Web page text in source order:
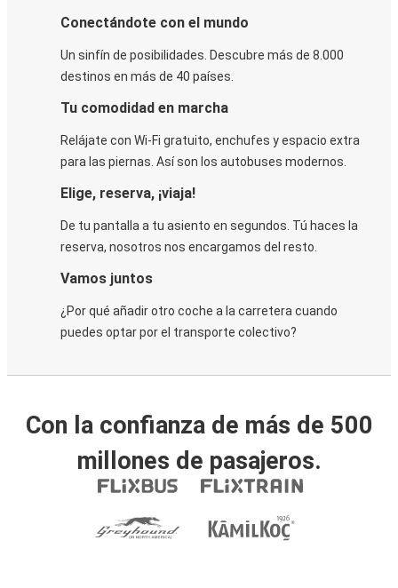
Conectándote con el mundo
Un sinfín de posibilidades. Descubre más de 8.000
destinos en más de 40 países.
Tu comodidad en marcha
Relájate con Wi-Fi gratuito, enchufes y espacio extra
para las piernas. Así son los autobuses modernos.
Elige, reserva, ¡viaja!
De tu pantalla a tu asiento en segundos. Tú haces la
reserva, nosotros nos encargamos del resto.
Vamos juntos
¿Por qué añadir otro coche a la carretera cuando
puedes optar por el transporte colectivo?
Con la confianza de más de 500
millones de pasajeros.